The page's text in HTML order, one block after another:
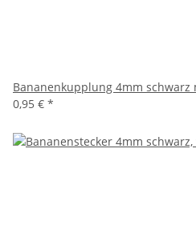
Bananenkupplung 4mm schwarz
0,95 € *